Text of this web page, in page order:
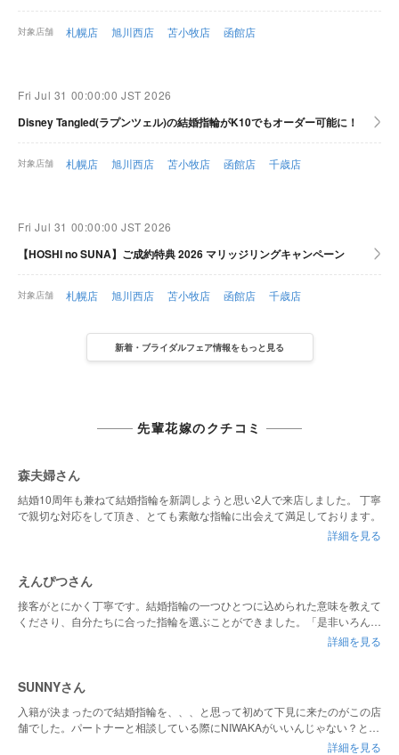
対象店舗 札幌店 旭川西店 苫小牧店 函館店
Fri Jul 31 00:00:00 JST 2026
Disney Tangled(ラプンツェル)の結婚指輪がK10でもオーダー可能に！
対象店舗 札幌店 旭川西店 苫小牧店 函館店 千歳店
Fri Jul 31 00:00:00 JST 2026
【HOSHI no SUNA】ご成約特典 2026 マリッジリングキャンペーン
対象店舗 札幌店 旭川西店 苫小牧店 函館店 千歳店
新着・ブライダルフェア情報をもっと見る
先輩花嫁のクチコミ
森夫婦さん
結婚10周年も兼ねて結婚指輪を新調しようと思い2人で来店しました。 丁寧
で親切な対応をして頂き、とても素敵な指輪に出会えて満足しております。
詳細を見る
えんぴつさん
接客がとにかく丁寧です。結婚指輪の一つひとつに込められた意味を教えて
くださり、自分たちに合った指輪を選ぶことができました。「是非いろんな
お店で指輪を見てみてください」と、すぐ購入を即決するのではなく心の余
詳細を見る
SUNNYさん
入籍が決まったので結婚指輪を、、、と思って初めて下見に来たのがこの店
舗でした。パートナーと相談している際にNIWAKAがいいんじゃない？とい
う話になっており、まさかこの店舗にあると思わず驚きでした。(下調べ不
詳細を見る